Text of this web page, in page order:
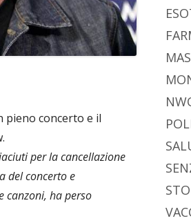
pieno concerto e il
per la cancellazione
del concerto e
canzoni, ha perso